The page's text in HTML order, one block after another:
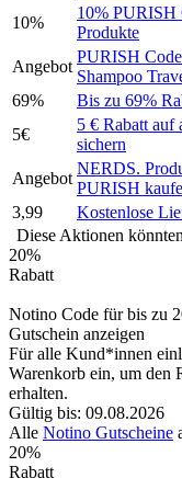
10%
10% PURISH
Produkte
Angebot
PURISH
Shampoo
69%
Bis zu 69%
5€
5 € Rabatt auf
sichern
Angebot
NERDS.
PURISH
3,99
Kostenlose
Diese Aktionen
20%
Rabatt
Notino Code für bis zu
Gutschein anzeigen
Für alle Kund*innen
Warenkorb ein, um den
erhalten.
Gültig bis: 09.08.2026
Alle Notino Gutscheine
20%
Rabatt